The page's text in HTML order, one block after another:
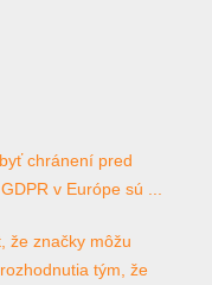
chránení pred
v Európe sú ...
že značky môžu
tým, že